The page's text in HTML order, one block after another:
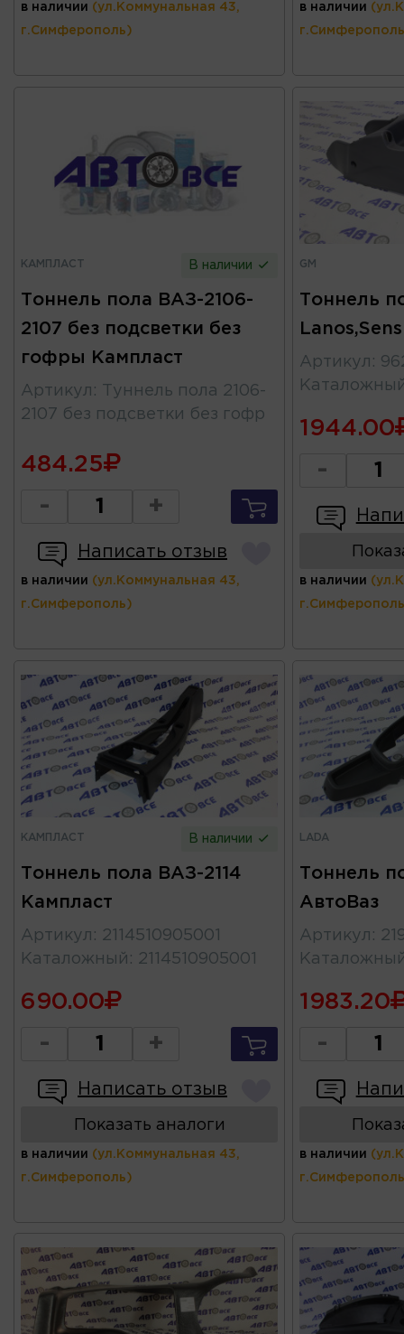
в наличии (ул.Коммунальная 43,
г.Симферополь)
в наличии
КАМПЛАСТ В наличии
Тоннель пола ВАЗ-2106-
2107 без подсветки без
гофры Кампласт
Артикул :
Туннель пола 2106-
2107 без подсветки без гофр
484.25
- +
Написать отзыв
в наличии (ул.Коммунальная 43,
г.Симферополь)
GM
Тоннель
Артикул :
1944.00
-
в наличии
КАМПЛАСТ В наличии
Тоннель пола ВАЗ-2114
Кампласт
Артикул : 2114510905001
Каталожный : 2114510905001
690.00
- +
Написать отзыв
Показать аналоги
в наличии (ул.Коммунальная 43,
г.Симферополь)
LADA
Тоннель
АвтоВаз
Артикул :
1983.20
-
в наличии